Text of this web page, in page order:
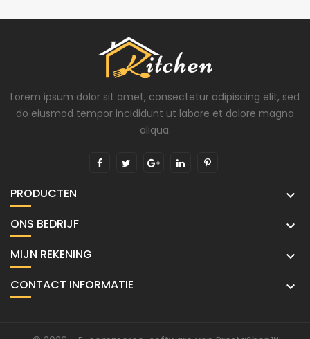
Lorem ipsum dolor sit amet, consectetur adipiscing elit, sed
do eiusmod tempor incididunt ut labore et dolore magna
aliqua.
PRODUCTEN 
ONS BEDRIJF 
MIJN REKENING 
CONTACT INFORMATIE 